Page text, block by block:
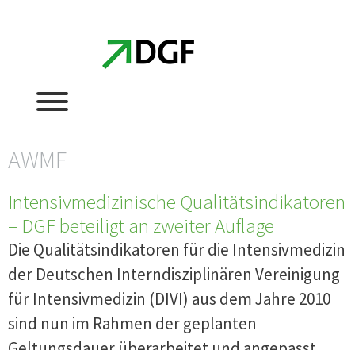
AWMF
Intensivmedizinische Qualitätsindikatoren
– DGF beteiligt an zweiter Auflage
Die Qualitätsindikatoren für die Intensivmedizin
der Deutschen Interndisziplinären Vereinigung
für Intensivmedizin (DIVI) aus dem Jahre 2010
sind nun im Rahmen der geplanten